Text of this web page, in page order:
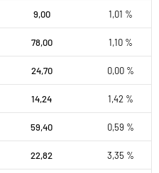
9,00 1,01 %
78,00 1,10 %
24,70 0,00 %
14,24 1,42 %
59,40 0,59 %
22,82 3,35 %